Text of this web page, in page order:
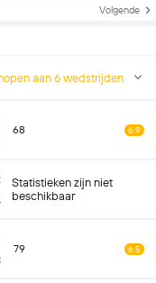
Volgende
aan 6 wedstrijden
68 6.9
Statistieken zijn niet
beschikbaar
79 6.5